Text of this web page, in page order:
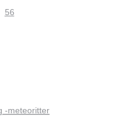
56
-meteoritter